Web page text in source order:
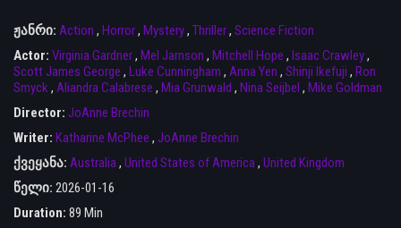
ჟანრი: Action , Horror, Mystery, Thriller, Science Fiction
Actor: Virginia Gardner, Mel Jarnson , Mitchell Hope , Isaac Crawley,
Scott James George , Luke Cunningham , Anna Yen , Shinji Ikefuji , Ron
Smyck , Aliandra Calabrese , Mia Grunwald , Nina Seijbel , Mike Goldman
Director: JoAnne Brechin
Writer: Katharine McPhee , JoAnne Brechin
ქვეყანა: Australia, United States of America, United Kingdom
წელი: 2026-01-16
Duration: 89 Min